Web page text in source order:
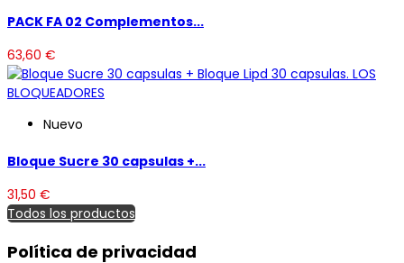
PACK FA 02 Complementos...
63,60 €
Nuevo
Bloque Sucre 30 capsulas +...
31,50 €
Todos los productos
Política de privacidad